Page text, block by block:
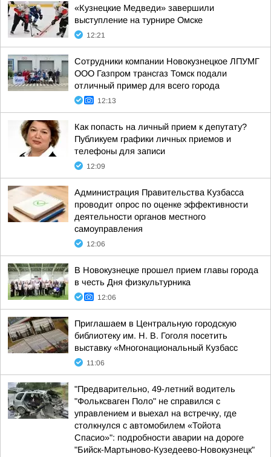
«Кузнецкие Медведи» завершили
выступление на турнире Омске
12:21
Сотрудники компании Новокузнецкое ЛПУМГ
ООО Газпром трансгаз Томск подали
отличный пример для всего города
12:13
Как попасть на личный прием к депутату?
Публикуем графики личных приемов и
телефоны для записи
12:09
Администрация Правительства Кузбасса
проводит опрос по оценке эффективности
деятельности органов местного
самоуправления
12:06
В Новокузнецке прошел прием главы города
в честь Дня физкультурника
12:06
Приглашаем в Центральную городскую
библиотеку им. Н. В. Гоголя посетить
выставку «Многонациональный Кузбасс
11:06
"Предварительно, 49-летний водитель
"Фольксваген Поло" не справился с
управлением и выехал на встречку, где
столкнулся с автомобилем «Тойота
Спасио»": подробности аварии на дороге
"Бийск-Мартыново-Кузедеево-Новокузнецк"